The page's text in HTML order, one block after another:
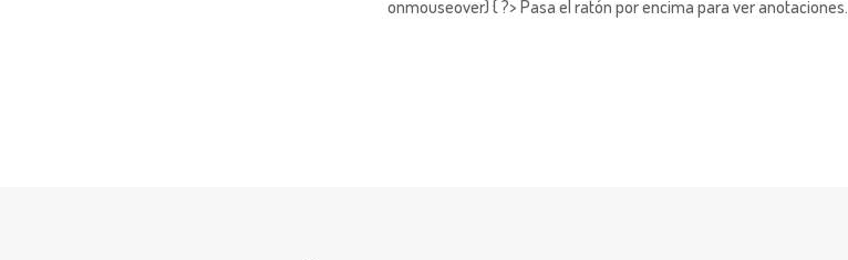
onmouseover) { ?> Pasa el ratón por encima para ver anotaciones.